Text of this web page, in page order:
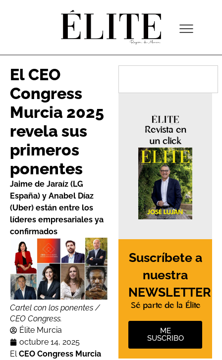
El CEO
Congress
Murcia 2025
revela sus
primeros
ponentes
Jaime de Jaraíz (LG
España) y Anabel Díaz
(Uber) están entre los
líderes empresariales ya
confirmados
Cartel con los ponentes /
CEO Congress.
Élite Murcia
octubre 14, 2025
El CEO Congress Murcia
Revista en
un click
Suscríbete a
nuestra
NEWSLETTER
Sé parte de la Élite
ME
SUSCRIBO